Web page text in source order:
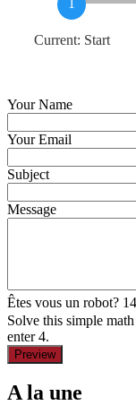
Current: Start
Your Name
Your Email
Subject
Message
Êtes vous un robot?
Solve this simple
enter 4.
A la une